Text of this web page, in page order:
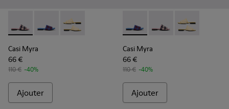
Casi Myra - K201223-005 - Multicolor
Casi Myra - K201223-006 - Multicolor
Casi Myra - K201223-001
Casi Myra
66 €
110 € -40%
Ajouter
Casi Myra - K201223-006 -
Casi Myra -Casi Myra -
Casi Myra
66 €
110 € -40%
Ajouter